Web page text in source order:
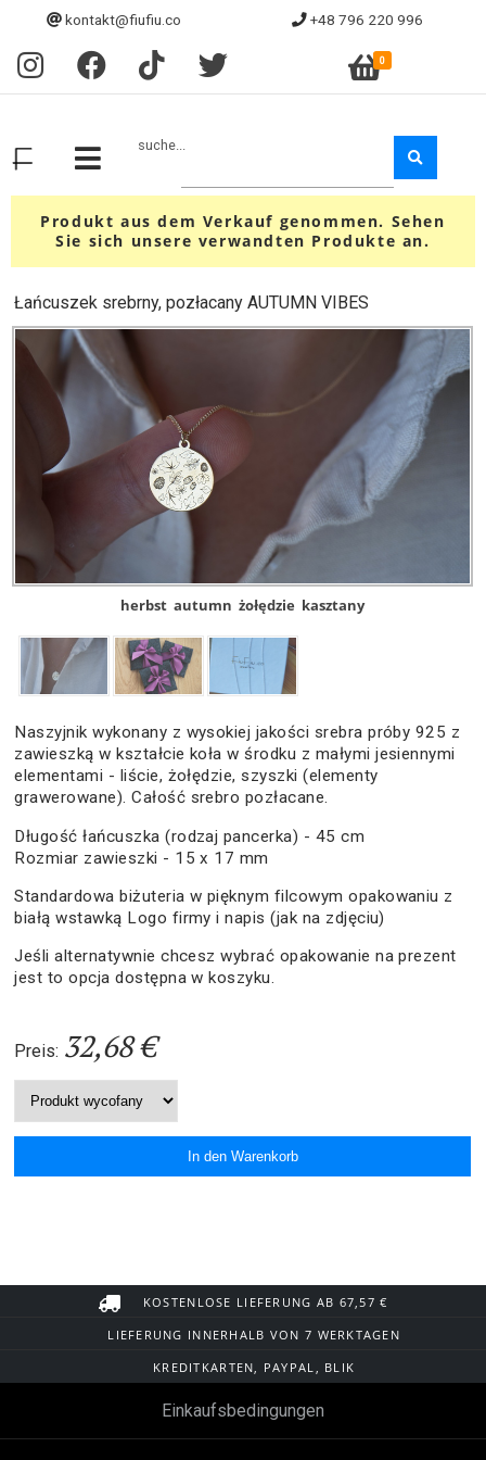
kontakt@fiufiu.co +48 796 220 996
0
suche...
Produkt aus dem Verkauf genommen. Sehen
Sie sich unsere verwandten Produkte an.
Łańcuszek srebrny, pozłacany AUTUMN VIBES
herbst autumn żołędzie kasztany
Naszyjnik wykonany z wysokiej jakości srebra próby 925 z
zawieszką w kształcie koła w środku z małymi jesiennymi
elementami - liście, żołędzie, szyszki (elementy
grawerowane). Całość srebro pozłacane.
Długość łańcuszka (rodzaj pancerka) - 45 cm
Rozmiar zawieszki - 15 x 17 mm
Standardowa biżuteria w pięknym filcowym opakowaniu z
białą wstawką Logo firmy i napis (jak na zdjęciu)
Jeśli alternatywnie chcesz wybrać opakowanie na prezent
jest to opcja dostępna w koszyku.
Preis: 32,68 €
KOSTENLOSE LIEFERUNG AB 67,57 €
LIEFERUNG INNERHALB VON 7 WERKTAGEN
KREDITKARTEN, PAYPAL, BLIK
Einkaufsbedingungen